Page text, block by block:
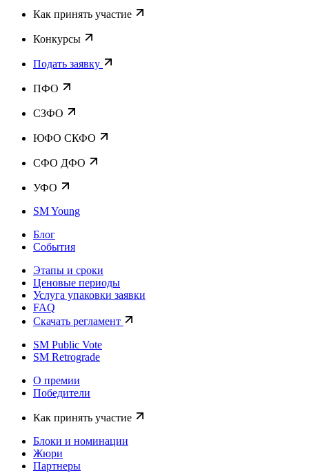
Как принять участие
Конкурсы
Подать заявку
ПФО
СЗФО
ЮФО СКФО
CФО ДФО
УФО
SM Young
Блог
События
Этапы и сроки
Ценовые периоды
Услуга упаковки заявки
FAQ
Скачать регламент
SM Public Vote
SM Retrograde
О премии
Победители
Как принять участие
Блоки и номинации
Жюри
Партнеры